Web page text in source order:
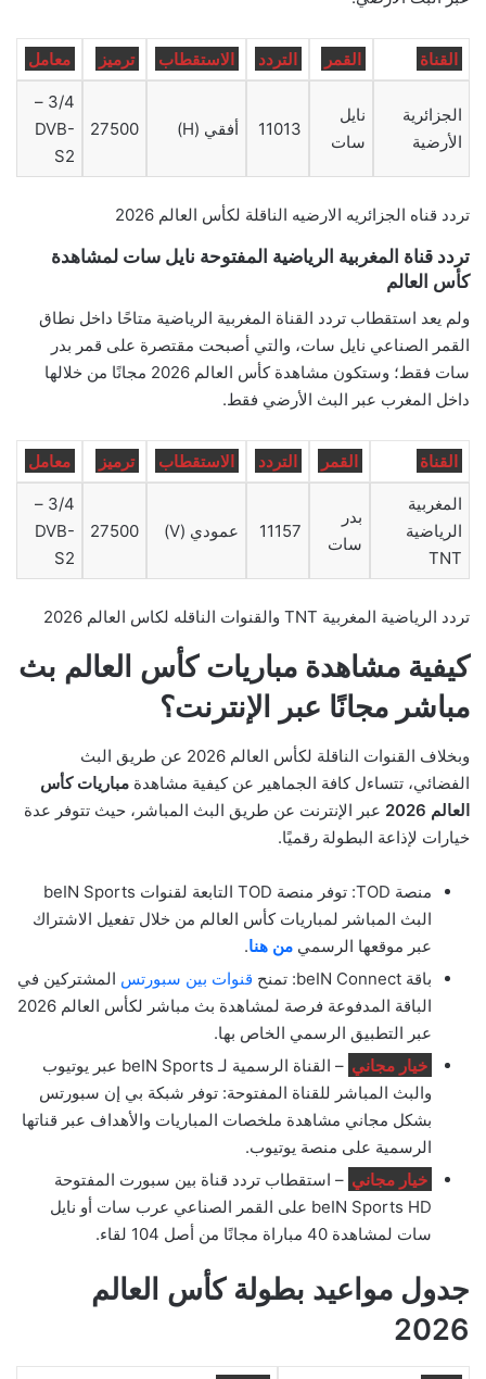
القناة القمر التردد الاستقطاب ترميز معامل
الجزائرية
الأرضية
نايل
سات
11013 أفقي (H) 27500
3/4 –
DVB-
S2
تردد قناه الجزائريه الارضيه الناقلة لكأس العالم 2026
تردد قناة المغربية الرياضية المفتوحة نايل سات لمشاهدة
كأس العالم
ولم يعد استقطاب تردد القناة المغربية الرياضية متاحًا داخل نطاق
القمر الصناعي نايل سات، والتي أصبحت مقتصرة على قمر بدر
سات فقط؛ وستكون مشاهدة كأس العالم 2026 مجانًا من خلالها
داخل المغرب عبر البث الأرضي فقط.
القناة القمر التردد الاستقطاب ترميز معامل
المغربية
الرياضية
TNT
بدر
سات
11157 عمودي (V) 27500
3/4 –
DVB-
S2
تردد الرياضية المغربية TNT والقنوات الناقله لكاس العالم 2026
كيفية مشاهدة مباريات كأس العالم بث
مباشر مجانًا عبر الإنترنت؟
وبخلاف القنوات الناقلة لكأس العالم 2026 عن طريق البث
الفضائي، تتساءل كافة الجماهير عن كيفية مشاهدة مباريات كأس
العالم 2026
عبر الإنترنت عن طريق البث المباشر، حيث تتوفر عدة
خيارات لإذاعة البطولة رقميًا.
منصة TOD: توفر منصة TOD التابعة لقنوات beIN Sports
البث المباشر لمباريات كأس العالم من خلال تفعيل الاشتراك
عبر موقعها الرسمي من هنا.
باقة beIN Connect: تمنح
قنوات بين سبورتس المشتركين في
الباقة المدفوعة فرصة لمشاهدة بث مباشر لكأس العالم 2026
عبر التطبيق الرسمي الخاص بها.
خيار مجاني
– القناة الرسمية لـ beIN Sports عبر يوتيوب
والبث المباشر للقناة المفتوحة: توفر شبكة بي إن سبورتس
بشكل مجاني مشاهدة ملخصات المباريات والأهداف عبر قناتها
الرسمية على منصة يوتيوب.
خيار مجاني – استقطاب تردد قناة بين سبورت المفتوحة
beIN Sports HD على القمر الصناعي عرب سات أو نايل
سات لمشاهدة 40 مباراة مجانًا من أصل 104 لقاء.
جدول مواعيد بطولة كأس العالم
2026